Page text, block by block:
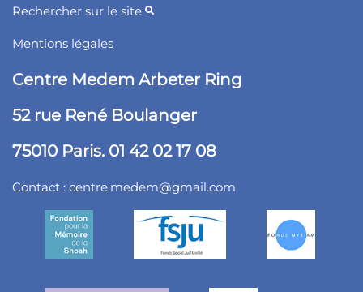
Rechercher sur le site
Mentions légales
Centre Medem Arbeter Ring
52 rue René Boulanger
75010 Paris. 01 42 02 17 08
Contact : centre.medem@gmail.com